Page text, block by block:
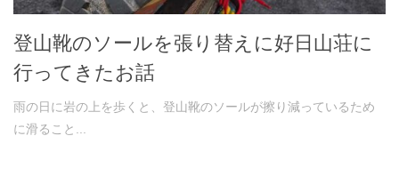
登山靴のソールを張り替えに好日山荘に
行ってきたお話
雨の日に岩の上を歩くと、登山靴のソールが擦り減っているため
に滑ること...